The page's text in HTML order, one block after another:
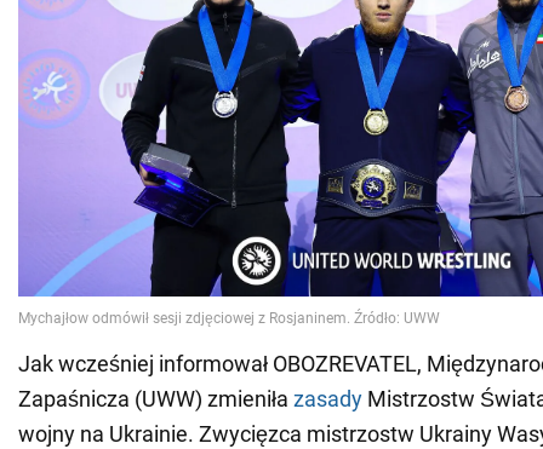
Jak wcześniej informował OBOZREVATEL,
Zapaśnicza (UWW) zmieniła zasady Mistrzostw
wojny na Ukrainie. Zwycięzca mistrzostw Ukrainy